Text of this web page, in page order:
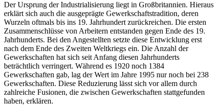
Der Ursprung der Industrialisierung liegt in Großbritannien. Hieraus
erklärt sich auch die ausgeprägte Gewerkschaftstradition, deren
Wurzeln oftmals bis ins 19. Jahrhundert zurückreichen. Die ersten
Zusammenschlüsse von Arbeitern entstanden gegen Ende des 19.
Jahrhunderts. Bei den Angestellten setzte diese Entwicklung erst
nach dem Ende des Zweiten Weltkriegs ein. Die Anzahl der
Gewerkschaften hat sich seit Anfang diesen Jahrhunderts
beträchtlich verringert. Während es 1920 noch 1384
Gewerkschaften gab, lag der Wert im Jahre 1995 nur noch bei 238
Gewerkschaften. Diese Reduzierung lässt sich vor allem durch
zahlreiche Fusionen, die zwischen Gewerkschaften stattgefunden
haben, erklären.